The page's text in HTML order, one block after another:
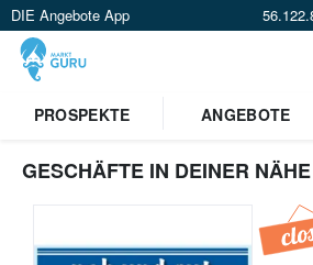
DIE Angebote App
PROSPEKTE
ANGEBOTE
GESCHÄFTE IN DEINER NÄHE